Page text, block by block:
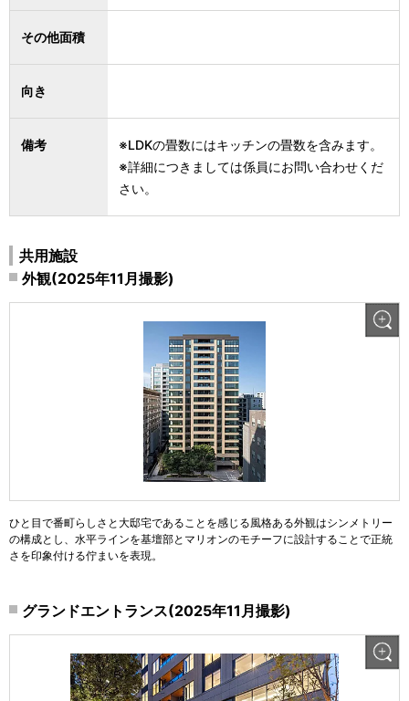
その他面積
向き
備考
※LDKの畳数にはキッチンの畳数を含みます。
※詳細につきましては係員にお問い合わせくだ
さい。
共用施設
外観(2025年11月撮影)
ひと目で番町らしさと大邸宅であることを感じる風格ある外観はシンメトリー
の構成とし、水平ラインを基壇部とマリオンのモチーフに設計することで正統
さを印象付ける佇まいを表現。
グランドエントランス(2025年11月撮影)